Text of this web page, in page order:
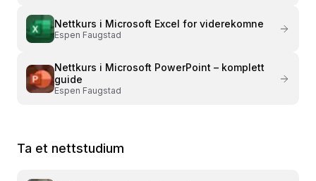
Nettkurs i Microsoft Excel for viderekomne
Espen Faugstad
Nettkurs i Microsoft PowerPoint – komplett
guide
Espen Faugstad
Ta et nettstudium